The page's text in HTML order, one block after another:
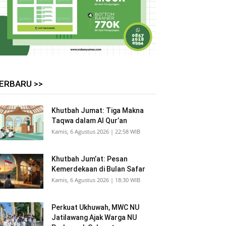
>>
Khutbah Jumat: Tiga Makna
Taqwa dalam Al Qur’an
Kamis, 6 Agustus 2026 | 22:58 WIB
Khutbah Jum’at: Pesan
Kemerdekaan di Bulan Safar
Kamis, 6 Agustus 2026 | 18:30 WIB
Perkuat Ukhuwah, MWC NU
Jatilawang Ajak Warga NU